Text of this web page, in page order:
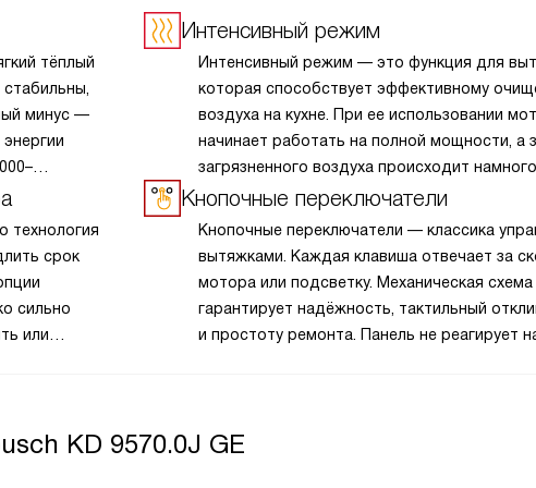
тёплый
минус —
жир
технология
срок
сильно
или
Интенсивный режим
Интенсивный режим — это функция для
которая способствует эффективному
воздуха на кухне. При ее использовании
начинает работать на полной мощности, а
загрязненного воздуха происходит намного
быстрее, чем в обычном режиме. Уже спустя
Кнопочные переключатели
Кнопочные переключатели — классика
вытяжками. Каждая клавиша отвечает за
мотора или подсветку. Механическая схема
гарантирует надёжность, тактильный
и простоту ремонта. Панель не реагирует
могут изнашиваться. Такие модели
KD 9570.0J GE